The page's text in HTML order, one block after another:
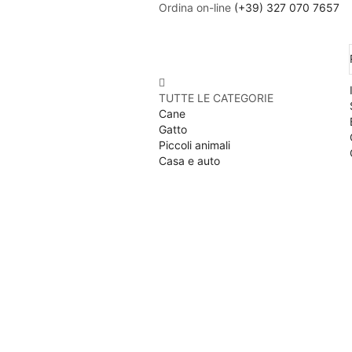
Ordina on-line (+39) 327 070 7657
TUTTE LE CATEGORIE
Cane
Gatto
Piccoli animali
Casa e auto